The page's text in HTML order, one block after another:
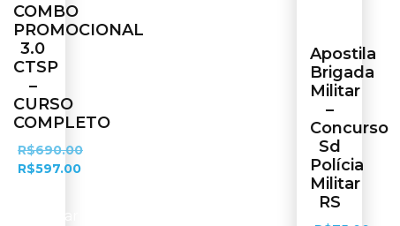
COMBO
PROMOCIONAL
3.0
CTSP
–
CURSO
COMPLETO
R$690.00
R$597.00
Apostila
Brigada
Militar
–
Concurso
Sd
Polícia
Militar
RS